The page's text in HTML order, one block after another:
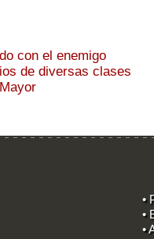
con el enemigo
de diversas clases
•
•
•